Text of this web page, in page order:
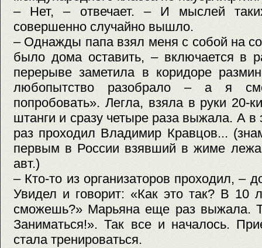
– Нет, – отвечает. – И мыслей
совершенно случайно вышло.
– Однажды папа взял меня с собой на
было дома оставить, – включается в
перерыве заметила в коридоре
любопытство разобрало – а я
попробовать». Легла, взяла в руки 20-
штанги и сразу четыре раза выжала. А в
раз проходил Владимир Кравцов...
первым в России взявший в жиме
авт.)
– Кто-то из организаторов проходил, –
Увидел и говорит: «Как это так? В 10
сможешь?» Марьяна еще раз выжала.
Заниматься!». Так все и началось.
стала тренироваться.